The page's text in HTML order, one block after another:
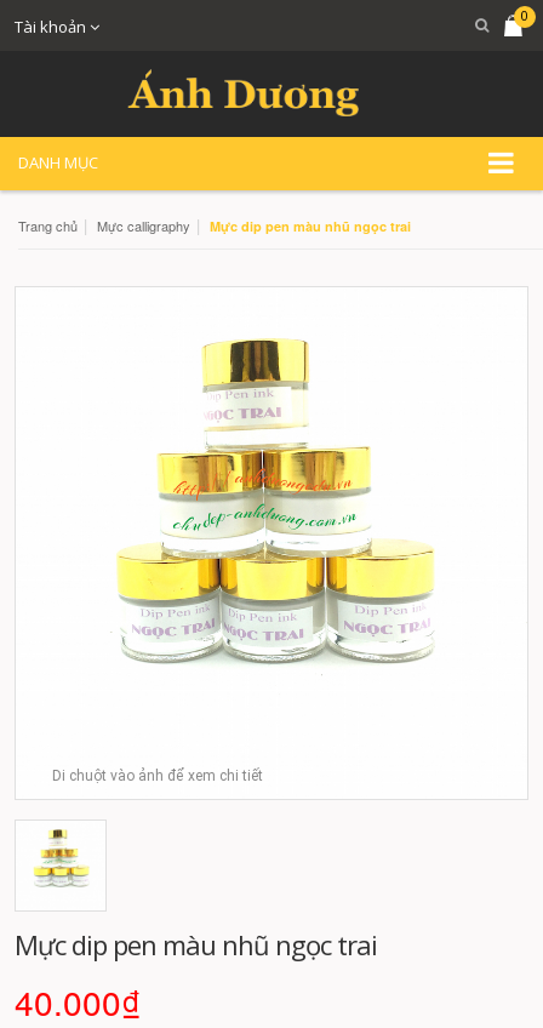
Tài khoản
0
DANH MỤC
Trang chủ | Mực calligraphy | Mực dip pen màu nhũ ngọc trai
Di chuột vào ảnh để xem chi tiết
Mực dip pen màu nhũ ngọc trai
40.000₫